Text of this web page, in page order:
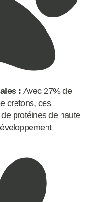
: Avec 27% de
cretons, ces
protéines de haute